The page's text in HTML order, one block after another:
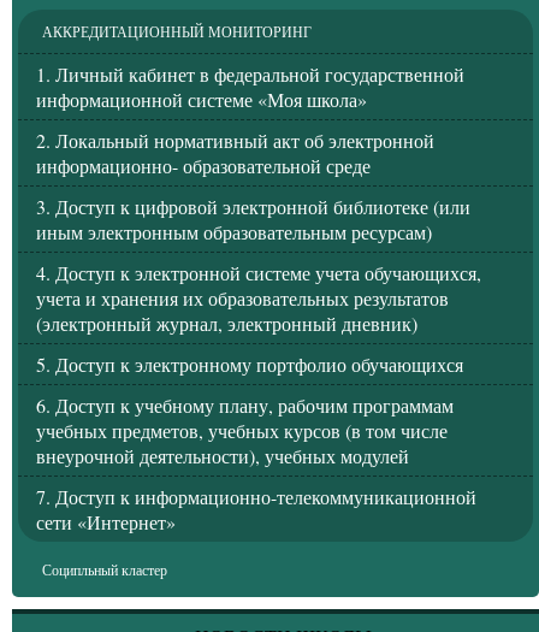
АККРЕДИТАЦИОННЫЙ МОНИТОРИНГ
1. Личный кабинет в федеральной государственной
информационной системе «Моя школа»
2. Локальный нормативный акт об электронной
информационно- образовательной среде
3. Доступ к цифровой электронной библиотеке (или
иным электронным образовательным ресурсам)
4. Доступ к электронной системе учета обучающихся,
учета и хранения их образовательных результатов
(электронный журнал, электронный дневник)
5. Доступ к электронному портфолио обучающихся
6. Доступ к учебному плану, рабочим программам
учебных предметов, учебных курсов (в том числе
внеурочной деятельности), учебных модулей
7. Доступ к информационно-телекоммуникационной
сети «Интернет»
Соципльный кластер